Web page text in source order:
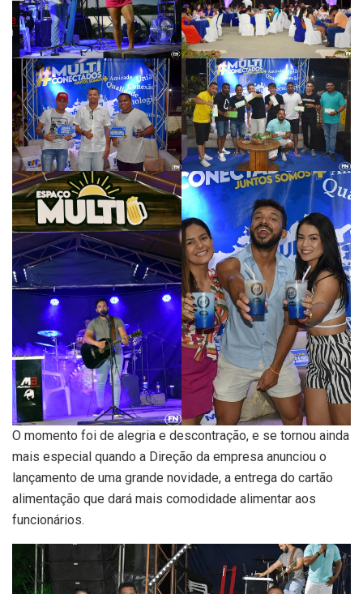
O momento foi de alegria e descontração, e se tornou ainda
mais especial quando a Direção da empresa anunciou o
lançamento de uma grande novidade, a entrega do cartão
alimentação que dará mais comodidade alimentar aos
funcionários.